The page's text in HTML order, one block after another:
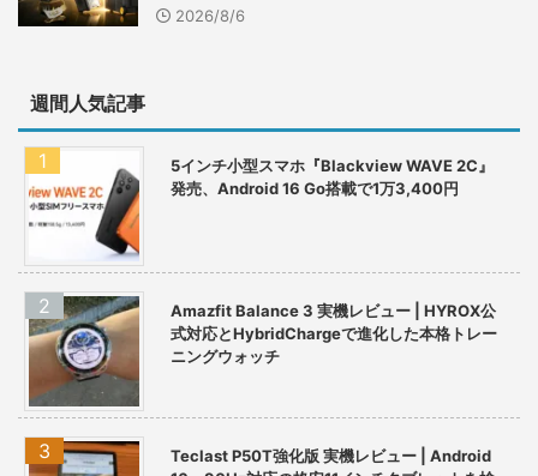
2026/8/6
週間人気記事
5インチ小型スマホ『Blackview WAVE 2C』
発売、Android 16 Go搭載で1万3,400円
Amazfit Balance 3 実機レビュー | HYROX公
式対応とHybridChargeで進化した本格トレー
ニングウォッチ
Teclast P50T強化版 実機レビュー | Android